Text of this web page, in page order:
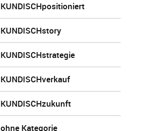
KUNDISCHpositioniert
KUNDISCHstory
KUNDISCHstrategie
KUNDISCHverkauf
KUNDISCHzukunft
ohne Kategorie